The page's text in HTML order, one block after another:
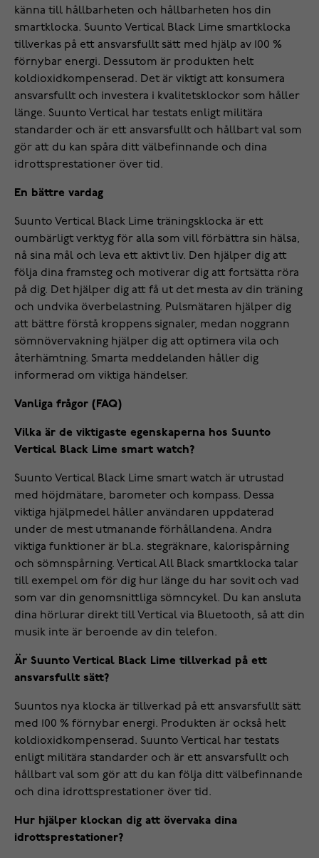
känna till hållbarheten och hållbarheten hos din
smartklocka. Suunto Vertical Black Lime smartklocka
tillverkas på ett ansvarsfullt sätt med hjälp av 100 %
förnybar energi. Dessutom är produkten helt
koldioxidkompenserad. Det är viktigt att konsumera
ansvarsfullt och investera i kvalitetsklockor som håller
länge. Suunto Vertical har testats enligt militära
standarder och är ett ansvarsfullt och hållbart val som
gör att du kan spåra ditt välbefinnande och dina
idrottsprestationer över tid.
En bättre vardag
Suunto Vertical Black Lime träningsklocka är ett
oumbärligt verktyg för alla som vill förbättra sin hälsa,
nå sina mål och leva ett aktivt liv. Den hjälper dig att
följa dina framsteg och motiverar dig att fortsätta röra
på dig. Det hjälper dig att få ut det mesta av din träning
och undvika överbelastning. Pulsmätaren hjälper dig
att bättre förstå kroppens signaler, medan noggrann
sömnövervakning hjälper dig att optimera vila och
återhämtning. Smarta meddelanden håller dig
informerad om viktiga händelser.
Vanliga frågor (FAQ)
Vilka är de viktigaste egenskaperna hos Suunto
Vertical Black Lime smart watch?
Suunto Vertical Black Lime smart watch är utrustad
med höjdmätare, barometer och kompass. Dessa
viktiga hjälpmedel håller användaren uppdaterad
under de mest utmanande förhållandena. Andra
viktiga funktioner är bl.a. stegräknare, kalorispårning
och sömnspårning. Vertical All Black smartklocka talar
till exempel om för dig hur länge du har sovit och vad
som var din genomsnittliga sömncykel. Du kan ansluta
dina hörlurar direkt till Vertical via Bluetooth, så att din
musik inte är beroende av din telefon.
Är Suunto Vertical Black Lime tillverkad på ett
ansvarsfullt sätt?
Suuntos nya klocka är tillverkad på ett ansvarsfullt sätt
med 100 % förnybar energi. Produkten är också helt
koldioxidkompenserad. Suunto Vertical har testats
enligt militära standarder och är ett ansvarsfullt och
hållbart val som gör att du kan följa ditt välbefinnande
och dina idrottsprestationer över tid.
Hur hjälper klockan dig att övervaka dina
idrottsprestationer?